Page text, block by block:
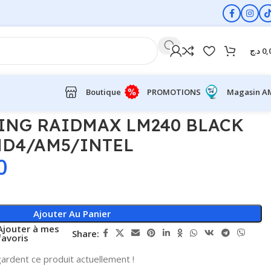
د.ج
Boutique PROMOTIONS Magasin
RAIDMAX LM240 BLACK
AM5/INTEL
Ajouter Au Panier
à mes Share:
ce produit actuellement !